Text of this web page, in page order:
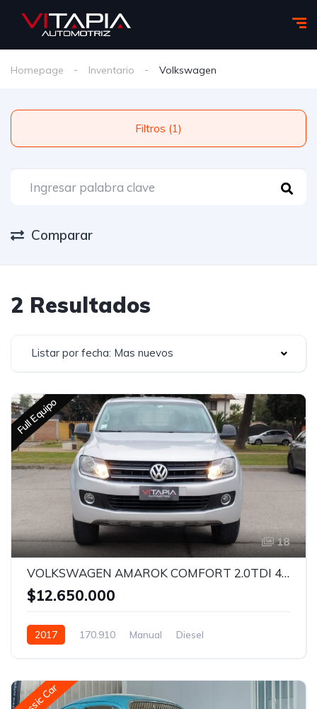
Homepage Inventario Volkswagen
Filtros (1)
Comparar
2 Resultados
Listar por fecha: Mas nuevos
Full Equipo
18
VOLKSWAGEN AMAROK COMFORT 2.0TDI 4X2 MT - 2017
$12.650.000
2017 170.910 Manual Diesel